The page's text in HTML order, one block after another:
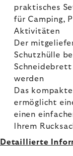
praktisches
für Camping,
Aktivitäten
Der
Schutzhülle
Schneidebrett
werden
Das
ermöglicht
einen
Ihrem
Detaillierte